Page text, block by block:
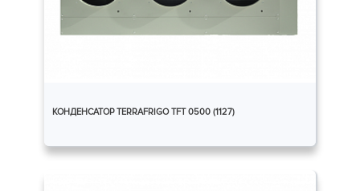
КОНДЕНСАТОР TERRAFRIGO TFT 0500 (1127)